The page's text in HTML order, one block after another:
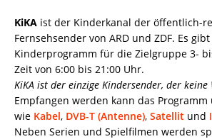
KiKA ist der Kinderkanal der öffentlich-
Fernsehsender von ARD und ZDF. Es
Kinderprogramm für die Zielgruppe 3-
Zeit von 6:00 bis 21:00 Uhr.
KiKA ist der einzige Kindersender, der keine
Empfangen werden kann das
wie Kabel, DVB-T (Antenne), Satellit und
Neben Serien und Spielfilmen werden